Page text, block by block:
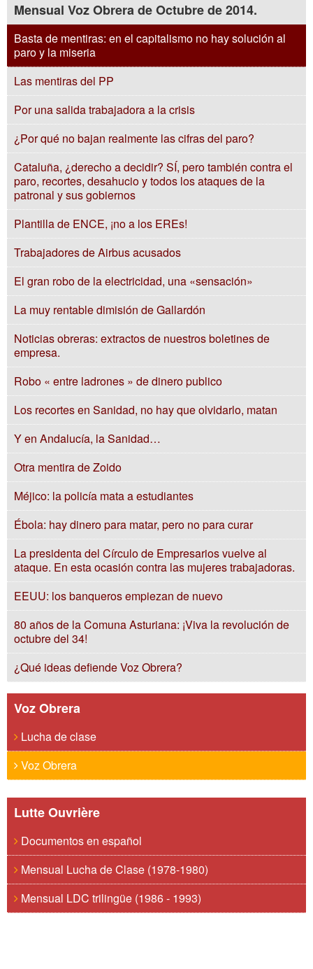
Mensual Voz Obrera de Octubre de 2014.
Basta de mentiras: en el capitalismo no hay solución al
paro y la miseria
Las mentiras del PP
Por una salida trabajadora a la crisis
¿Por qué no bajan realmente las cifras del paro?
Cataluña, ¿derecho a decidir? SÍ, pero también contra el
paro, recortes, desahucio y todos los ataques de la
patronal y sus gobiernos
Plantilla de ENCE, ¡no a los EREs!
Trabajadores de Airbus acusados
El gran robo de la electricidad, una «sensación»
La muy rentable dimisión de Gallardón
Noticias obreras: extractos de nuestros boletines de
empresa.
Robo « entre ladrones » de dinero publico
Los recortes en Sanidad, no hay que olvidarlo, matan
Y en Andalucía, la Sanidad…
Otra mentira de Zoido
Méjico: la policía mata a estudiantes
Ébola: hay dinero para matar, pero no para curar
La presidenta del Círculo de Empresarios vuelve al
ataque. En esta ocasión contra las mujeres trabajadoras.
EEUU: los banqueros empiezan de nuevo
80 años de la Comuna Asturiana: ¡Viva la revolución de
octubre del 34!
¿Qué ideas defiende Voz Obrera?
Voz Obrera
Lucha de clase
Voz Obrera
Lutte Ouvrière
Documentos en español
Mensual Lucha de Clase (1978-1980)
Mensual LDC trilingüe (1986 - 1993)